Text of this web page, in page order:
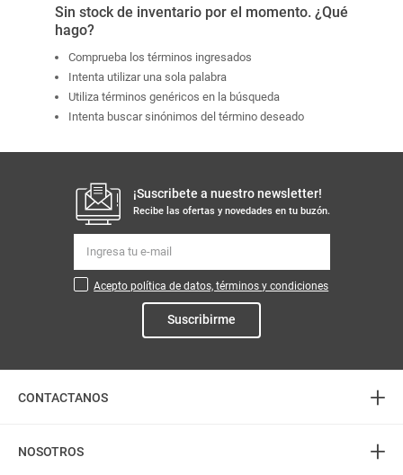
Sin stock de inventario por el momento. ¿Qué
hago?
Comprueba los términos ingresados
Intenta utilizar una sola palabra
Utiliza términos genéricos en la búsqueda
Intenta buscar sinónimos del término deseado
¡Suscribete a nuestro newsletter!
Recibe las ofertas y novedades en tu buzón.
Acepto política de datos, términos y condiciones
Suscribirme
CONTACTANOS +
Atención telefónica
NOSOTROS +